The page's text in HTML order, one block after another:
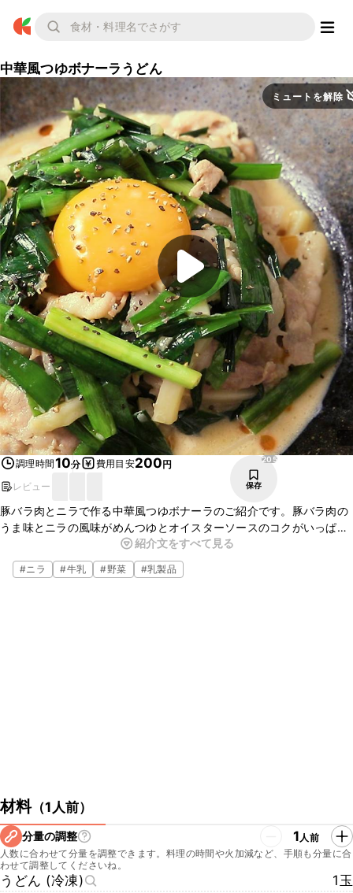
中華風つゆボナーラうどん
ミュートを解除
調理時間10分 費用目安200円
レビュー
205
保存
豚バラ肉とニラで作る中華風つゆボナーラのご紹介です。豚バラ肉の
うま味とニラの風味がめんつゆとオイスターソースのコクがいっぱい
のソースと卵黄のまろやかな味わいとよく合い、ついついお箸が止ま
らなくなりますよ。お手軽にできますのでぜひ、お試しくださいね。
紹介文をすべて見る
#ニラ #牛乳 #野菜 #乳製品
材料（1人前）
分量の調整 1人前
人数に合わせて分量を調整できます。料理の時間や火加減など、手順も分量に合
わせて調整してくださいね。
うどん (冷凍)
1玉